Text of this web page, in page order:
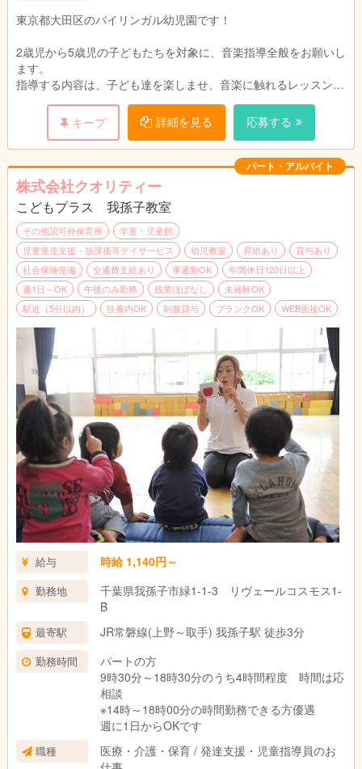
東京都大田区のバイリンガル幼児園です！
2歳児から5歳児の子どもたちを対象に、音楽指導全般をお願いし
ます。
指導する内容は、子ども達を楽しませ、音楽に触れるレッスンを
していただきます。あなたの笑顔と優しさを、この園で、ぜひと
も活かしてください！
具体的には・・・
音楽活動の企画 — 年間行事や季節に合わせた音楽プログラムを
作る
リズム遊び — 手遊び、体を使ったリズム表現
簡単な楽器指導 — 鈴、タンバリン、カスタネットなど
発表会（音楽フェスティバル）の準備 — 曲選び（編集、編
曲）、練習、衣装・演出の補助
保育補助 — 保育士のサポートに入ることもあります
キープ 詳細を見る 応募する
パート・アルバイト
株式会社クオリティー
こどもプラス 我孫子教室
その他認可外保育所
学童・児童館
児童発達支援・放課後等デイサービス
幼児教室 昇給あり
賞与あり
社会保険完備
交通費支給あり 車通勤OK
年間休日120日以上
週1日～OK
午後のみ勤務 残業ほぼなし
未経験OK
駅近（5分以内）
扶養内OK 制服貸与 ブランクOK WEB面接OK
給与 時給 1,140円～
勤務地
千葉県我孫子市緑1-1-3 リヴェールコスモス1-
B
最寄駅 JR常磐線(上野～取手) 我孫子駅 徒歩3分
勤務時間
パートの方
9時30分～18時30分のうち4時間程度 時間は応
相談
※14時～18時00分の時間勤務できる方優遇
週に1日からOKです
職種
医療・介護・保育 / 発達支援・児童指導員のお